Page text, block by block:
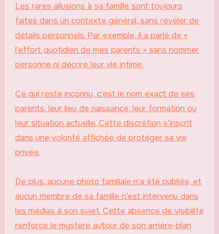
Les rares allusions à sa famille sont toujours
faites dans un contexte général, sans révéler de
détails personnels. Par exemple, il a parlé de «
l’effort quotidien de mes parents » sans nommer
personne ni décrire leur vie intime.
Ce qui reste inconnu, c’est le nom exact de ses
parents, leur lieu de naissance, leur formation ou
leur situation actuelle. Cette discrétion s’inscrit
dans une volonté affichée de protéger sa vie
privée.
De plus, aucune photo familiale n’a été publiée, et
aucun membre de sa famille n’est intervenu dans
les médias à son sujet. Cette absence de visibilité
renforce le mystère autour de son arrière-plan